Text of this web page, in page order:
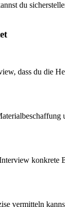
du
dass du die
konkrete
vermitteln